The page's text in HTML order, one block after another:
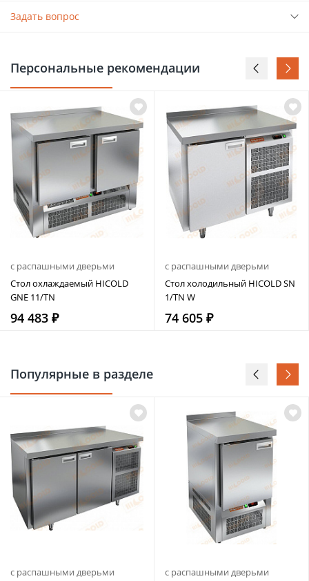
Задать вопрос
Персональные рекомендации
с распашными дверьми
Стол охлаждаемый HICOLD
GNE 11/TN
94 483 ₽
с распашными дверьми
Стол холодильный HICOLD SN
1/TN W
74 605 ₽
Популярные в разделе
с распашными дверьми
с распашными дверьми